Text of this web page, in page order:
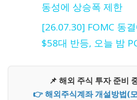
동성에 상승폭 제한
[26.07.30] FOMC 동
$58대 반등, 오늘 밤
📌 해외 주식 투자 준비
👉 해외주식계좌 개설방법(